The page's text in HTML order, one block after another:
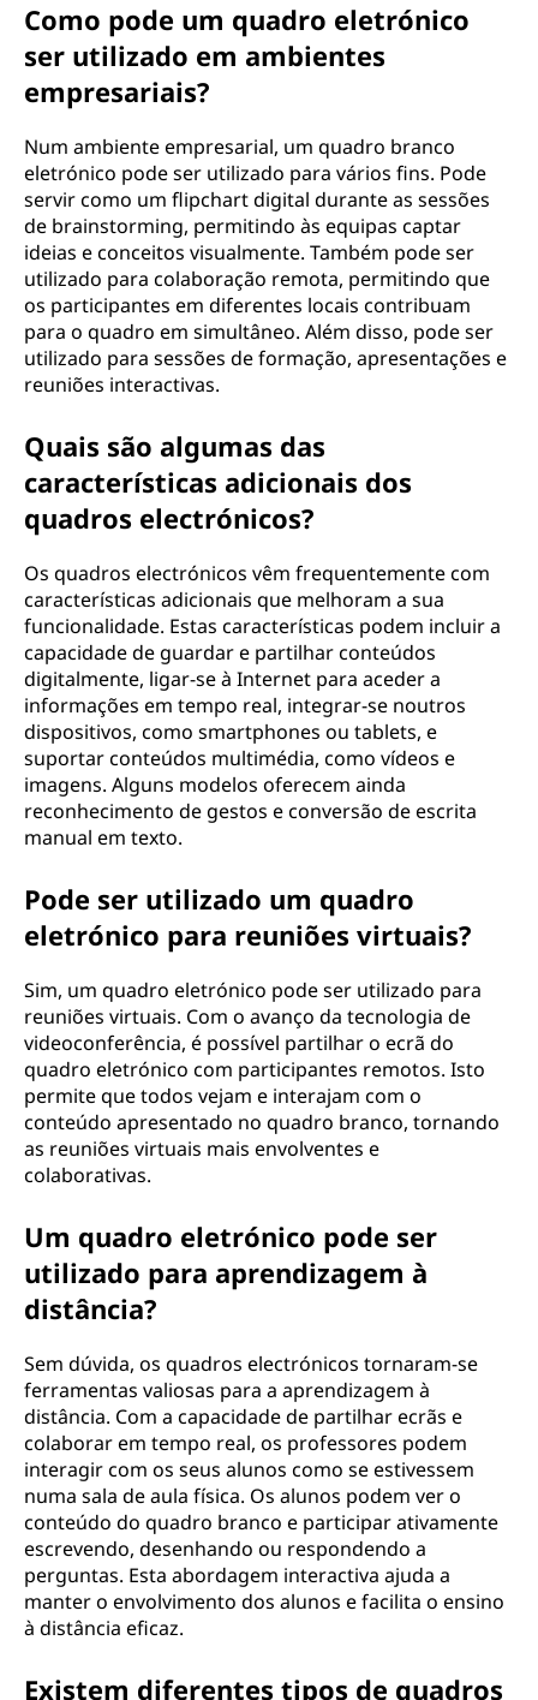
Como pode um quadro eletrónico
ser utilizado em ambientes
empresariais?
Num ambiente empresarial, um quadro branco
eletrónico pode ser utilizado para vários fins. Pode
servir como um flipchart digital durante as sessões
de brainstorming, permitindo às equipas captar
ideias e conceitos visualmente. Também pode ser
utilizado para colaboração remota, permitindo que
os participantes em diferentes locais contribuam
para o quadro em simultâneo. Além disso, pode ser
utilizado para sessões de formação, apresentações e
reuniões interactivas.
Quais são algumas das
características adicionais dos
quadros electrónicos?
Os quadros electrónicos vêm frequentemente com
características adicionais que melhoram a sua
funcionalidade. Estas características podem incluir a
capacidade de guardar e partilhar conteúdos
digitalmente, ligar-se à Internet para aceder a
informações em tempo real, integrar-se noutros
dispositivos, como smartphones ou tablets, e
suportar conteúdos multimédia, como vídeos e
imagens. Alguns modelos oferecem ainda
reconhecimento de gestos e conversão de escrita
manual em texto.
Pode ser utilizado um quadro
eletrónico para reuniões virtuais?
Sim, um quadro eletrónico pode ser utilizado para
reuniões virtuais. Com o avanço da tecnologia de
videoconferência, é possível partilhar o ecrã do
quadro eletrónico com participantes remotos. Isto
permite que todos vejam e interajam com o
conteúdo apresentado no quadro branco, tornando
as reuniões virtuais mais envolventes e
colaborativas.
Um quadro eletrónico pode ser
utilizado para aprendizagem à
distância?
Sem dúvida, os quadros electrónicos tornaram-se
ferramentas valiosas para a aprendizagem à
distância. Com a capacidade de partilhar ecrãs e
colaborar em tempo real, os professores podem
interagir com os seus alunos como se estivessem
numa sala de aula física. Os alunos podem ver o
conteúdo do quadro branco e participar ativamente
escrevendo, desenhando ou respondendo a
perguntas. Esta abordagem interactiva ajuda a
manter o envolvimento dos alunos e facilita o ensino
à distância eficaz.
Existem diferentes tipos de quadros